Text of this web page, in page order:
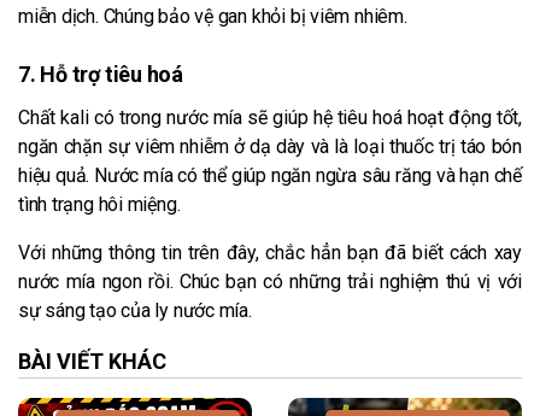
miễn dịch. Chúng bảo vệ gan khỏi bị viêm nhiêm.
7. Hỗ trợ tiêu hoá
Chất kali có trong nước mía sẽ giúp hệ tiêu hoá hoạt động tốt,
ngăn chặn sự viêm nhiễm ở dạ dày và là loại thuốc trị táo bón
hiệu quả. Nước mía có thể giúp ngăn ngừa sâu răng và hạn chế
tình trạng hôi miệng.
Với những thông tin trên đây, chắc hẳn bạn đã biết cách xay
nước mía ngon rồi. Chúc bạn có những trải nghiệm thú vị với
sự sáng tạo của ly nước mía.
BÀI VIẾT KHÁC